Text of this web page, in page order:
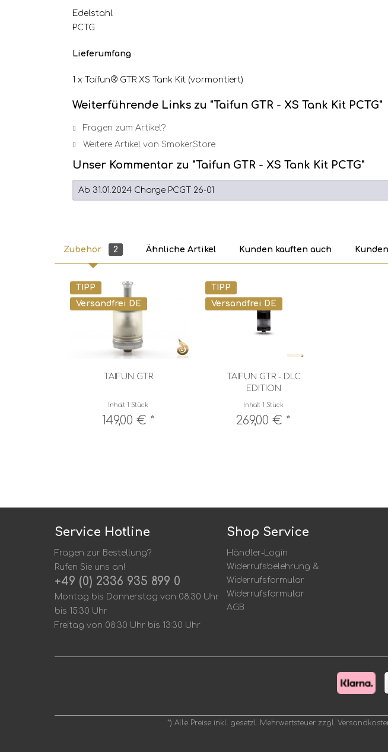
Edelstahl
PCTG
Lieferumfang
1 x Taifun® GTR XS Tank Kit (vormontiert)
Weiterführende Links zu "Taifun GTR - XS Tank Kit PCTG"
Fragen zum Artikel?
Weitere Artikel von SmokerStore
Unser Kommentar zu "Taifun GTR - XS Tank Kit PCTG"
Ab 31.01.2024 Charge PCGT 26-01
Zubehör 2 Ähnliche Artikel Kunden kauften auch
TIPP
Versandfrei DE
TAIFUN GTR
Inhalt 1 Stück
149,00 € *
TIPP
Versandfrei DE
TAIFUN GTR - DLC
EDITION
Inhalt 1 Stück
269,00 € *
Service Hotline
Fragen zur Bestellung?
Rufen Sie uns an!
+49 (0) 2336 935 899 0
Montag bis Donnerstag von 08:30 Uhr
bis 15:30 Uhr
Freitag von 08:30 Uhr bis 13:30 Uhr
Shop Service
Händler-Login
Widerrufsbelehrung &
Widerrufsformular
Widerrufsformular
AGB
*) Alle Preise inkl. gesetzl. Mehrwertsteuer zzgl.